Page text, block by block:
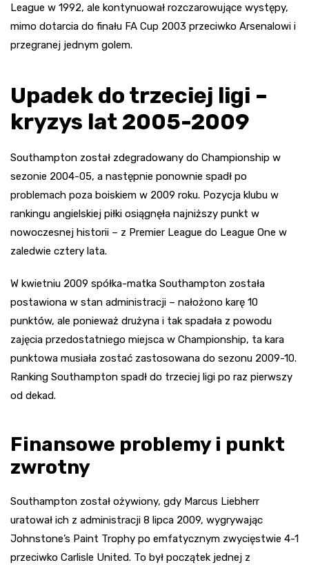
League w 1992, ale kontynuował rozczarowujące występy,
mimo dotarcia do finału FA Cup 2003 przeciwko Arsenalowi i
przegranej jednym golem.
Upadek do trzeciej ligi –
kryzys lat 2005-2009
Southampton został zdegradowany do Championship w
sezonie 2004-05, a następnie ponownie spadł po
problemach poza boiskiem w 2009 roku. Pozycja klubu w
rankingu angielskiej piłki osiągnęła najniższy punkt w
nowoczesnej historii – z Premier League do League One w
zaledwie cztery lata.
W kwietniu 2009 spółka-matka Southampton została
postawiona w stan administracji – nałożono karę 10
punktów, ale ponieważ drużyna i tak spadała z powodu
zajęcia przedostatniego miejsca w Championship, ta kara
punktowa musiała zostać zastosowana do sezonu 2009-10.
Ranking Southampton spadł do trzeciej ligi po raz pierwszy
od dekad.
Finansowe problemy i punkt
zwrotny
Southampton został ożywiony, gdy Marcus Liebherr
uratował ich z administracji 8 lipca 2009, wygrywając
Johnstone’s Paint Trophy po emfatycznym zwycięstwie 4-1
przeciwko Carlisle United. To był początek jednej z